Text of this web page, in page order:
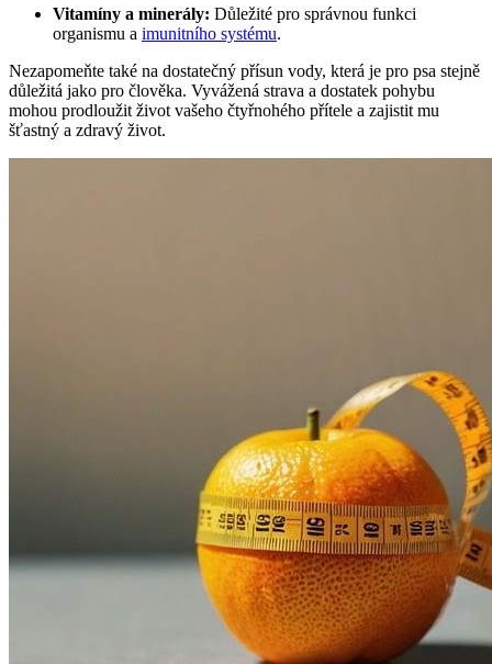
Vitamíny a minerály: Důležité pro správnou funkci
organismu a imunitního systému.
Nezapomeňte také na dostatečný přísun vody, která je pro psa stejně
důležitá jako pro člověka. Vyvážená strava a dostatek pohybu
mohou prodloužit život vašeho čtyřnohého přítele a zajistit mu
šťastný a zdravý život.